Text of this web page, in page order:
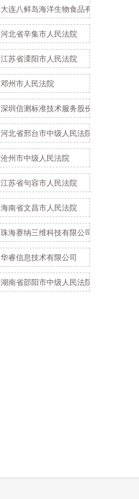
大连八鲜岛海洋生物食品有限公司
河北省辛集市人民法院
江苏省溧阳市人民法院
邓州市人民法院
深圳信测标准技术服务股份有限公司
河北省邢台市中级人民法院
沧州市中级人民法院
江苏省句容市人民法院
海南省文昌市人民法院
珠海赛纳三维科技有限公司
华睿信息技术有限公司
湖南省邵阳市中级人民法院